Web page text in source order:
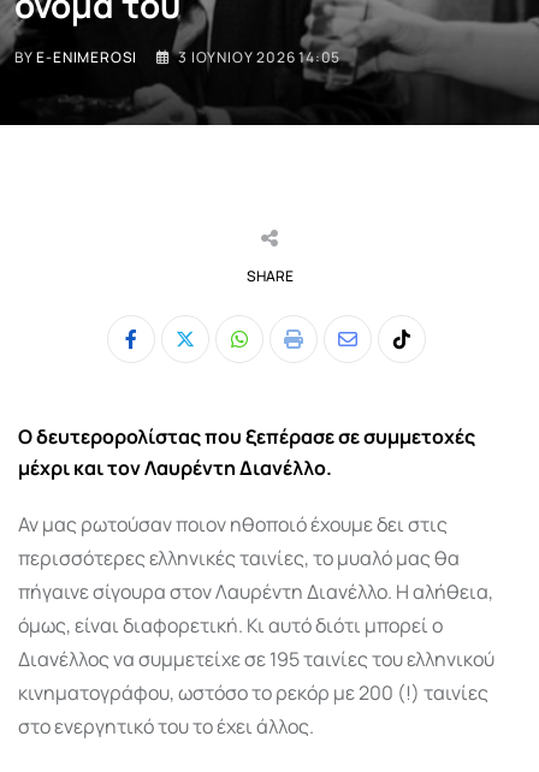
BYE-ENIMEROSI 3 ΙΟΥΝΊΟΥ 2026 14:05
SHARE
Whatsapp
Print
ShareTiktok
Οδευτερορολίστας που ξεπέρασε σε συμμετοχές
μέχρι και τον Λαυρέντη Διανέλλο.
Αν μας ρωτούσαν ποιον ηθοποιό έχουμε δει στις
περισσότερες ελληνικές ταινίες, το μυαλό μας θα
πήγαινε σίγουρα στον Λαυρέντη Διανέλλο. Η αλήθεια,
όμως, είναι διαφορετική. Κι αυτό διότι μπορεί ο
Διανέλλος να συμμετείχε σε 195 ταινίες του ελληνικού
κινηματογράφου, ωστόσο το ρεκόρ με 200 (!) ταινίες
στο ενεργητικό του το έχει άλλος.